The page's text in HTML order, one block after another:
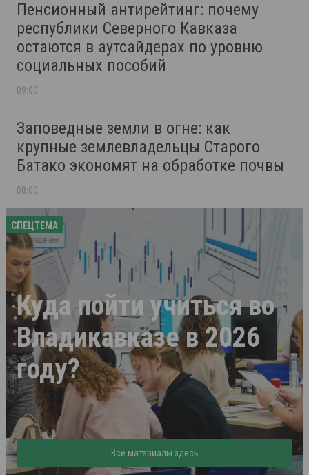
Пенсионный антирейтинг: почему
республики Северного Кавказа
остаются в аутсайдерах по уровню
социальных пособий
09:00
Заповедные земли в огне: как
крупные землевладельцы Старого
Батако экономят на обработке почвы
08:00
СПЕЦТЕМА
Куда пойти учиться во
Владикавказе в 2026
году?
Все материалы здесь